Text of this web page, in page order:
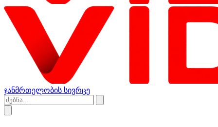
ჯანმრთელობის სივრცე